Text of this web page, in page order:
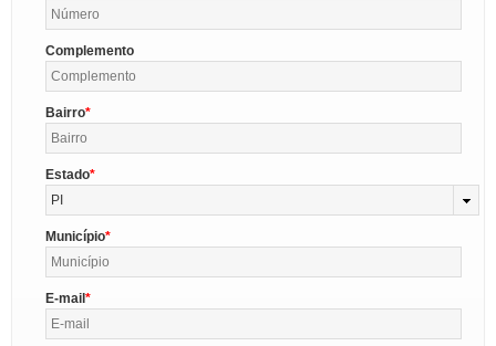
Complemento
Bairro
Estado
PI
Município
E-mail